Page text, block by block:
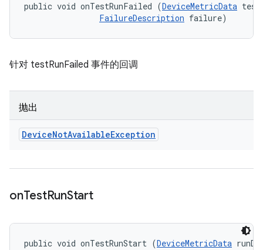
public void onTestRunFailed (DeviceMetricData
FailureDescription failure)
针对 testRunFailed 事件的回调
抛出
DeviceNotAvailableException
onTestRunStart
public void onTestRunStart (DeviceMetricData